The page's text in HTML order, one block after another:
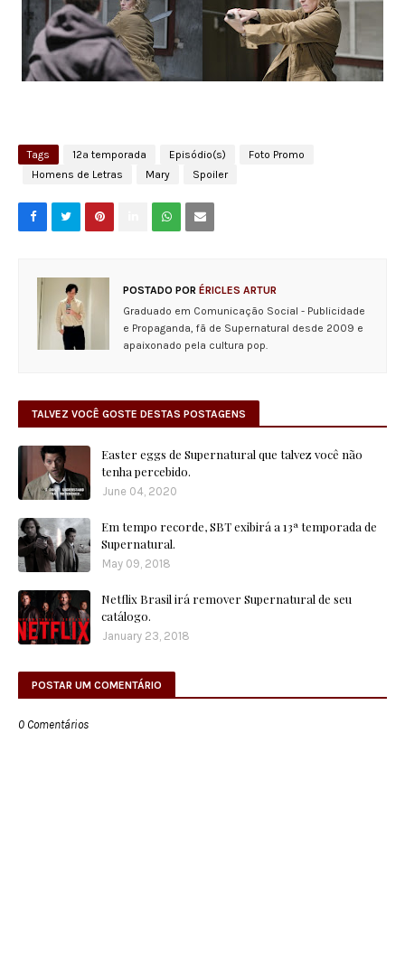
Tags 12ª temporada Episódio(s)
Foto Promo
Homens de Letras
Mary Spoiler
POSTADO POR ÉRICLES ARTUR
Graduado em Comunicação Social - Publicidade
e Propaganda, fã de Supernatural desde 2009 e
apaixonado pela cultura pop.
TALVEZ VOCÊ GOSTE DESTAS POSTAGENS
Easter eggs de Supernatural que talvez você não
tenha percebido.
June 04, 2020
Em tempo recorde, SBT exibirá a 13ª temporada de
Supernatural.
May 09, 2018
Netflix Brasil irá remover Supernatural de seu
catálogo.
January 23, 2018
POSTAR UM COMENTÁRIO
0 Comentários